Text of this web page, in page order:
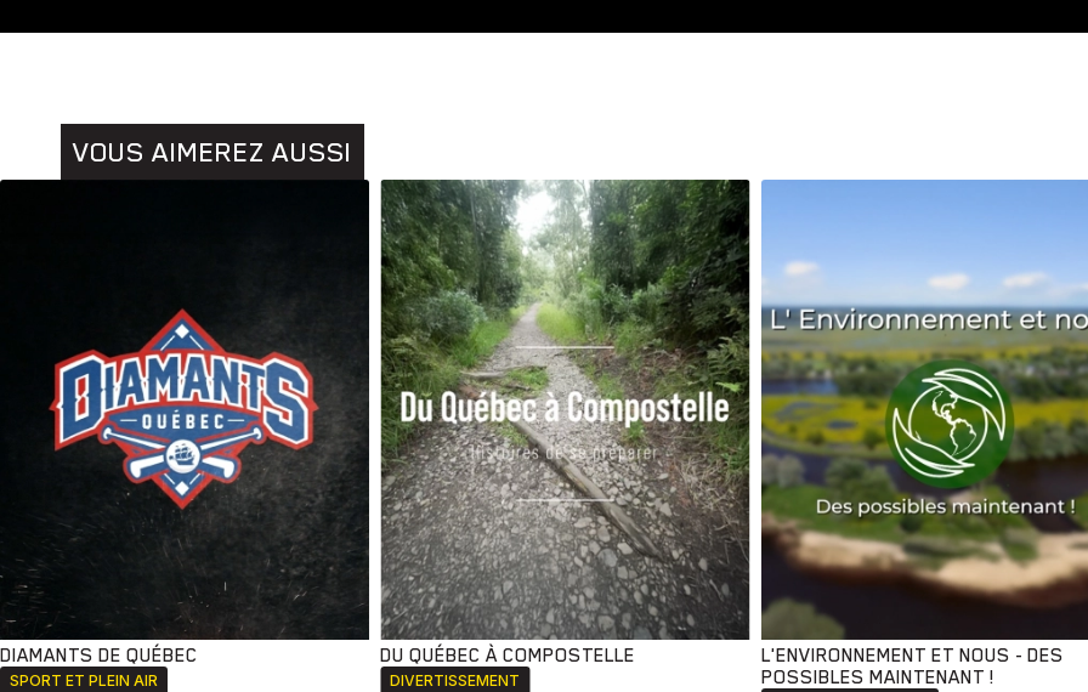
Histoires Pêche Santé Sport Voyage Yoga
VOUS AIMEREZ AUSSI
DIAMANTS DE QUÉBEC
SPORT ET PLEIN AIR
DU QUÉBEC À COMPOSTELLE
DIVERTISSEMENT
L'ENVIRONNEMENT ET NOUS - DES
POSSIBLES MAINTENANT !